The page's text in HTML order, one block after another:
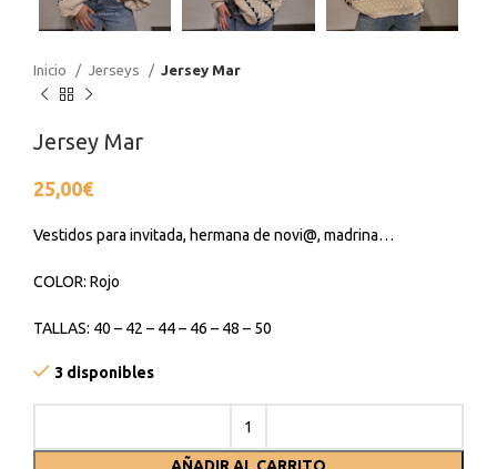
Inicio Jerseys Jersey Mar
Jersey Mar
25,00€
Vestidos para invitada, hermana de novi@, madrina…
COLOR: Rojo
TALLAS: 40 – 42 – 44 – 46 – 48 – 50
3 disponibles
AÑADIR AL CARRITO